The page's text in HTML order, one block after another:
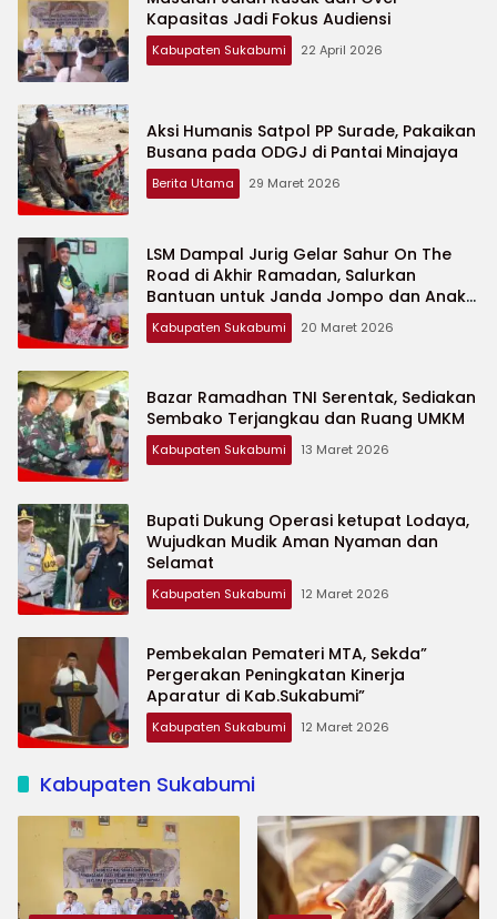
Kapasitas Jadi Fokus Audiensi
Kabupaten Sukabumi 22 April 2026
Aksi Humanis Satpol PP Surade, Pakaikan
Busana pada ODGJ di Pantai Minajaya
Berita Utama 29 Maret 2026
LSM Dampal Jurig Gelar Sahur On The
Road di Akhir Ramadan, Salurkan
Bantuan untuk Janda Jompo dan Anak
Yatim
Kabupaten Sukabumi 20 Maret 2026
Bazar Ramadhan TNI Serentak, Sediakan
Sembako Terjangkau dan Ruang UMKM
Kabupaten Sukabumi 13 Maret 2026
Bupati Dukung Operasi ketupat Lodaya,
Wujudkan Mudik Aman Nyaman dan
Selamat
Kabupaten Sukabumi 12 Maret 2026
Pembekalan Pemateri MTA, Sekda”
Pergerakan Peningkatan Kinerja
Aparatur di Kab.Sukabumi”
Kabupaten Sukabumi 12 Maret 2026
Kabupaten Sukabumi